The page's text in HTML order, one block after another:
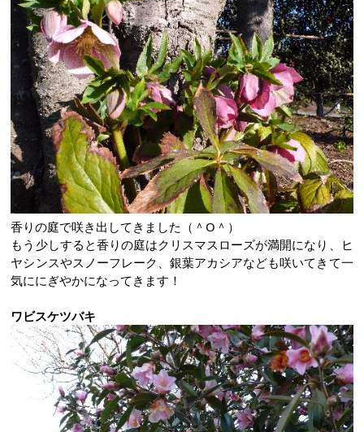
香りの庭で咲き出してきました（＾O＾）
もう少しすると香りの庭はクリスマスローズが満開になり、ヒ
ヤシンスやスノーフレーク、銀葉アカシアなども咲いてきて一
気ににぎやかになってきます！
ワビスケツバキ